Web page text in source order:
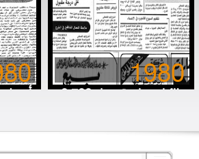
أتى
1980
8 طائرات خاصة تنقل 700